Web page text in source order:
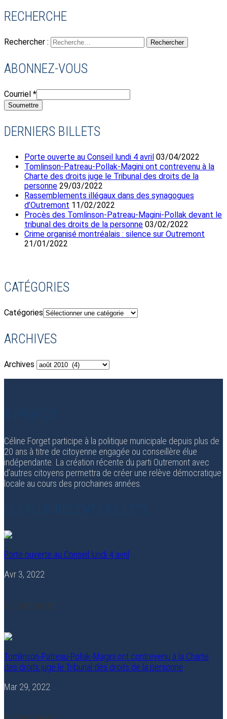
RECHERCHE
Rechercher :
ABONNEZ-VOUS
Courriel *
Soumettre
DERNIERS BILLETS
Porte ouverte au Conseil lundi 4 avril 03/04/2022
Tomlinson-Patreau-Pollak-Magini ont contrevenu à la
Charte des droits juge le Tribunal des droits de la
personne 29/03/2022
Rassemblements illégaux dans des synagogues
d’Outremont 11/02/2022
Procès des Tomlinson-Patreau-Magini-Pollak devant le
tribunal des droits de la personne 03/02/2022
Crime organisé montréalais : silence sur Outremont
21/01/2022
CATÉGORIES
Catégories
ARCHIVES
Archives
À PROPOS
Céline Forget participe à la politique municipale depuis plus de
20 ans à titre de citoyenne engagée ou conseillère élue
indépendante. La création récente du parti Outremont avec
d’autres citoyens permettra de créer une relève démocratique
locale au cours des prochaines années.
LES PLUS RÉCENTS BILLETS
Porte ouverte au Conseil lundi 4 avril
Avr 3, 2022
0 Comment
Tomlinson-Patreau-Pollak-Magini ont contrevenu à la Charte
des droits juge le Tribunal des droits de la personne
Mar 29, 2022